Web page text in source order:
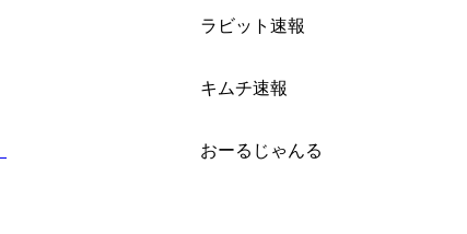
ラビット速報
キムチ速報
おーるじゃんる